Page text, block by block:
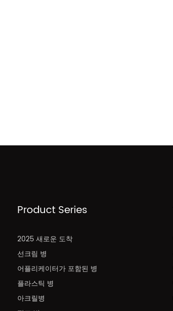
Product Series
2025 새로운 도착
선크림 병
어플리케이터가 포함된 병
플라스틱 병
아크릴병